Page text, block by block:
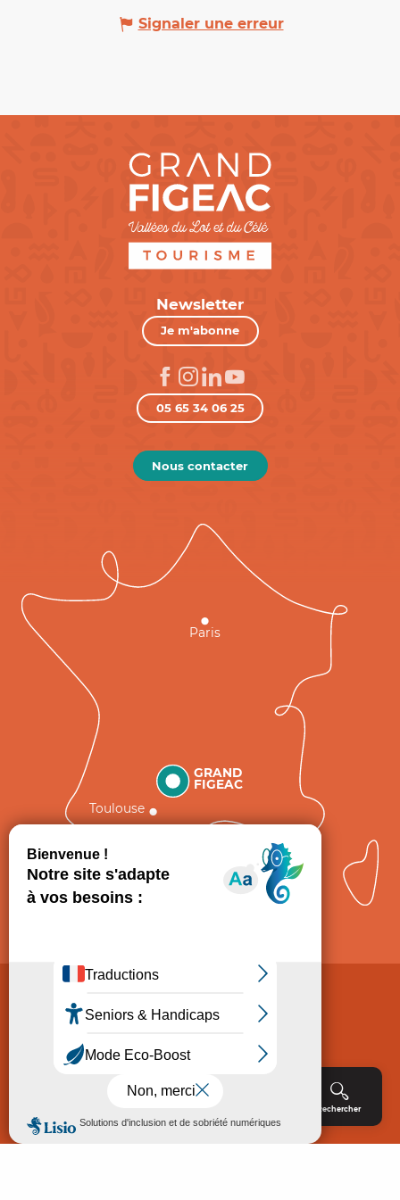
Rechercher
Signaler une erreur
Newsletter
Je m'abonne
05 65 34 06 25
Nous contacter
GRAND
FIGEAC
Toulouse
Paris
Politique de Protection des données
Consentement
Accessibilité : non conforme